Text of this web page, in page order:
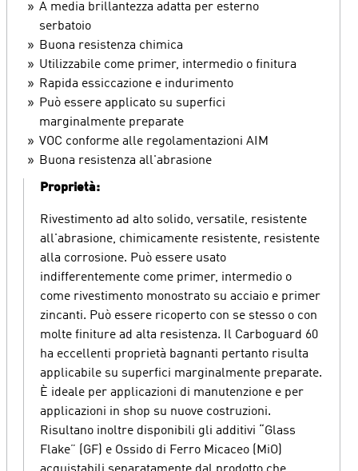
A media brillantezza adatta per esterno
serbatoio
Buona resistenza chimica
Utilizzabile come primer, intermedio o finitura
Rapida essiccazione e indurimento
Può essere applicato su superfici
marginalmente preparate
VOC conforme alle regolamentazioni AIM
Buona resistenza all'abrasione
Proprietà:
Rivestimento ad alto solido, versatile, resistente
all'abrasione, chimicamente resistente, resistente
alla corrosione. Può essere usato
indifferentemente come primer, intermedio o
come rivestimento monostrato su acciaio e primer
zincanti. Può essere ricoperto con se stesso o con
molte finiture ad alta resistenza. Il Carboguard 60
ha eccellenti proprietà bagnanti pertanto risulta
applicabile su superfici marginalmente preparate.
È ideale per applicazioni di manutenzione e per
applicazioni in shop su nuove costruzioni.
Risultano inoltre disponibili gli additivi “Glass
Flake” (GF) e Ossido di Ferro Micaceo (MiO)